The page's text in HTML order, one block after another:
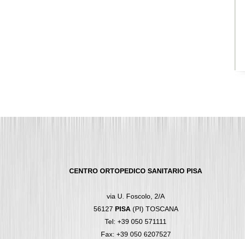
CENTRO ORTOPEDICO SANITARIO PISA
via U. Foscolo, 2/A
56127 PISA(PI) TOSCANA
Tel: +39 050 571111
Fax: +39 050 6207527